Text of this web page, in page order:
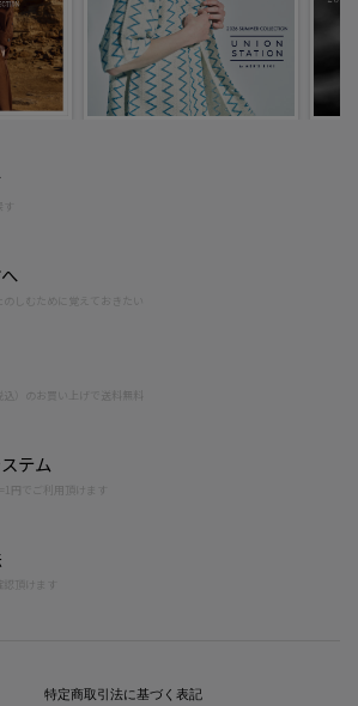
のしむために覚えておきたい
）のお買い上げで送料無料
テム
円でご利用頂けます
頂けます
特定商取引法に基づく表記